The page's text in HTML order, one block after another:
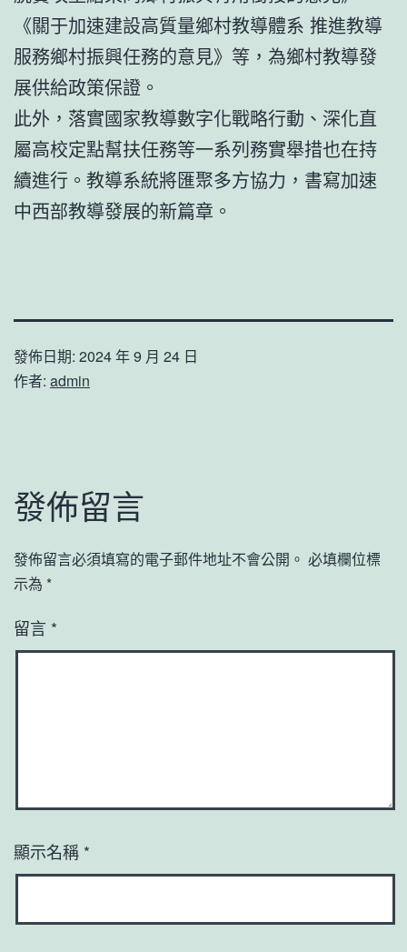
《關于加速建設高質量鄉村教導體系 推進教導
服務鄉村振興任務的意見》等，為鄉村教導發
展供給政策保證。
此外，落實國家教導數字化戰略行動、深化直
屬高校定點幫扶任務等一系列務實舉措也在持
續進行。教導系統將匯聚多方協力，書寫加速
中西部教導發展的新篇章。
發佈日期: 2024 年 9 月 24 日
作者: admin
發佈留言
發佈留言必須填寫的電子郵件地址不會公開。 必填欄位標
示為 *
留言 *
顯示名稱 *